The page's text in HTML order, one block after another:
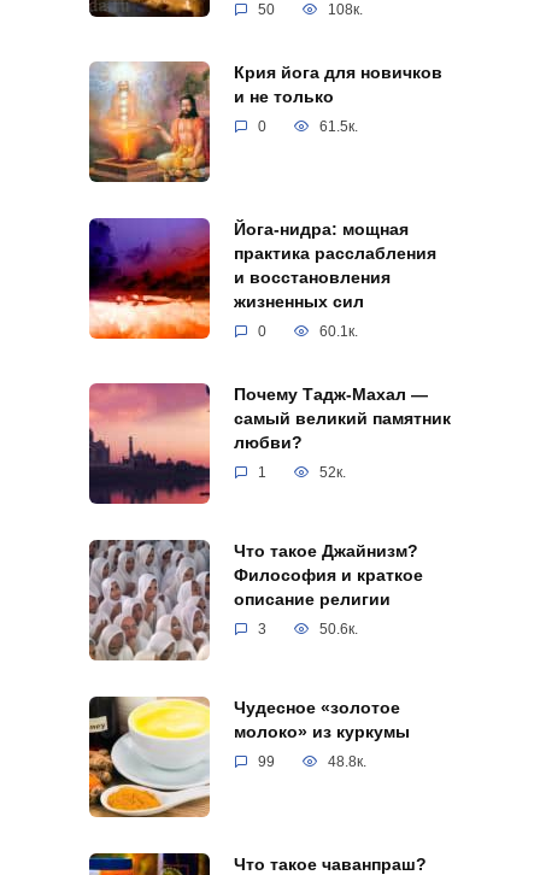
50 108к.
Крия йога для новичков
и не только
0 61.5к.
Йога-нидра: мощная
практика расслабления
и восстановления
жизненных сил
0 60.1к.
Почему Тадж-Махал —
самый великий памятник
любви?
1 52к.
Что такое Джайнизм?
Философия и краткое
описание религии
3 50.6к.
Чудесное «золотое
молоко» из куркумы
99 48.8к.
Что такое чаванпраш?